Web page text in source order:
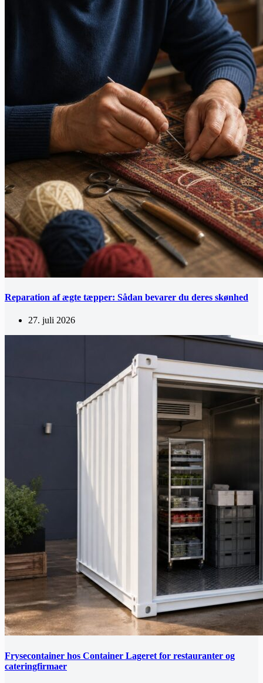
Reparation af ægte tæpper: Sådan bevarer du deres skønhed
27. juli 2026
Frysecontainer hos Container Lageret for restauranter og
cateringfirmaer